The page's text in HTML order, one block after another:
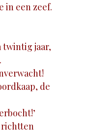
in een zeef.
twintig jaar,
de
richtten